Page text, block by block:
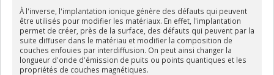
À l'inverse, l'implantation ionique génère des défauts qui peuvent
être utilisés pour modifier les matériaux. En effet, l'implantation
permet de créer, près de la surface, des défauts qui peuvent par la
suite diffuser dans le matériau et modifier la composition de
couches enfouies par interdiffusion. On peut ainsi changer la
longueur d'onde d'émission de puits ou points quantiques et les
propriétés de couches magnétiques.